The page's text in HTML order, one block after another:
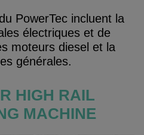
PowerTec incluent la
électriques et de
moteurs diesel et la
générales.
HIGH RAIL
MACHINE